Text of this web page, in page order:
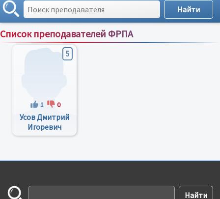
Список преподавателей ФРПА
Сортировка по:имени;рейтингу;отзывам
5
1 0
Усов Дмитрий
Игоревич